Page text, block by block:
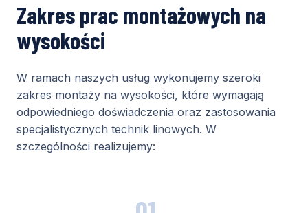
Zakres prac montażowych na
wysokości
W ramach naszych usług wykonujemy szeroki
zakres montaży na wysokości, które wymagają
odpowiedniego doświadczenia oraz zastosowania
specjalistycznych technik linowych. W
szczególności realizujemy: